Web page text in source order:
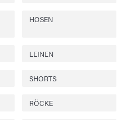
HOSEN
LEINEN
SHORTS
RÖCKE